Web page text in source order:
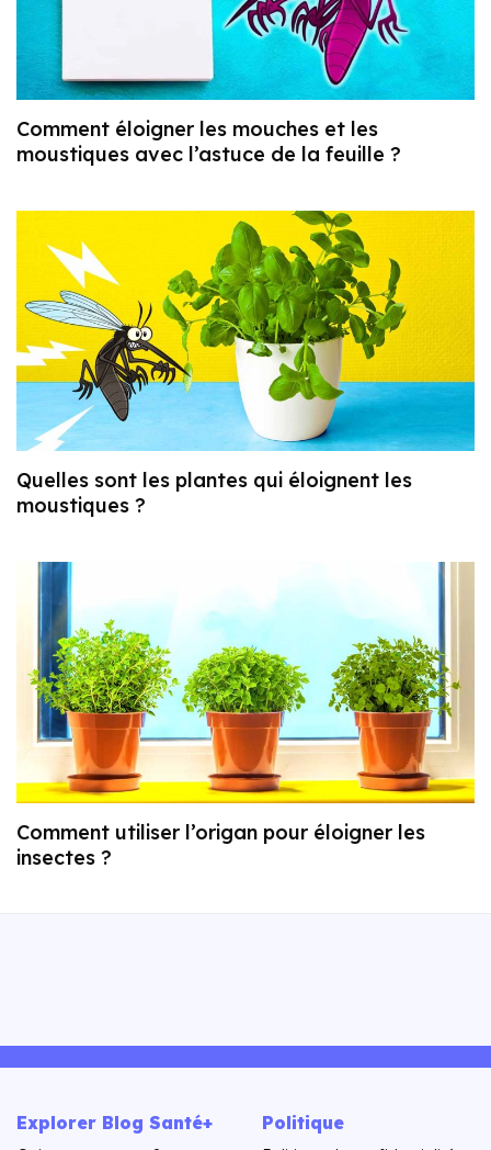
Comment éloigner les mouches et les
moustiques avec l’astuce de la feuille ?
Quelles sont les plantes qui éloignent les
moustiques ?
Comment utiliser l’origan pour éloigner les
insectes ?
Explorer Blog Santé+ Politique